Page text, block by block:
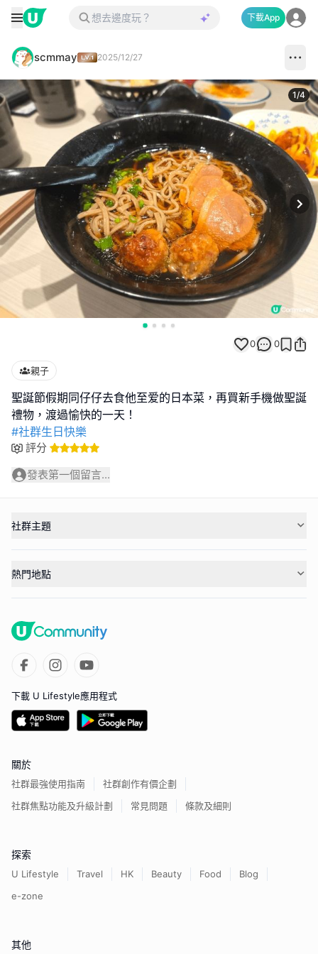
下載App
scmmay 2025/12/27
1/4
0 0
親子
聖誕節假期同仔仔去食他至爱的日本菜，再買新手機做聖誕
#社群生日快樂
評分
發表第一個留言...
社群主題
熱門地點
下載 U Lifestyle應用程式
關於
社群最強使用指南
社群創作有價企劃
社群焦點功能及升級計劃
常見問題 條款及細則
探索
U Lifestyle Travel HK Beauty Food
Blog
e-zone
其他